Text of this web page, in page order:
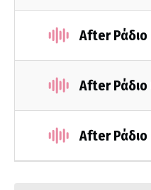
After
After
After